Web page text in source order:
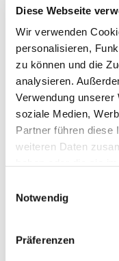
Diese Webseite
Wir verwenden
personalisieren,
zu können und die
analysieren.
Verwendung
soziale Medien,
Partner führen diese
weiteren Daten
Notwendig
Präferenzen
Wir kümmern uns